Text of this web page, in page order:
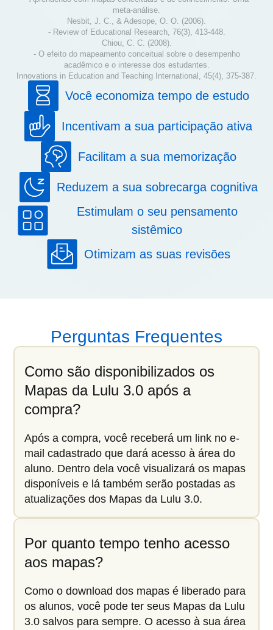
meta-análise.
Nesbit, J. C., & Adesope, O. O. (2006).
- Review of Educational Research, 76(3), 413-448.
Chiou, C. C. (2008).
- O efeito do mapeamento conceitual sobre o desempenho
acadêmico e o interesse dos estudantes.
Innovations in Education and Teaching International, 45(4), 375-387.
Você economiza tempo de estudo
Incentivam a sua participação ativa
Facilitam a sua memorização
Reduzem a sua sobrecarga cognitiva
Estimulam o seu pensamento
sistêmico
Otimizam as suas revisões
Perguntas Frequentes
Como são disponibilizados os
Mapas da Lulu 3.0 após a
compra?
Após a compra, você receberá um link no e-
mail cadastrado que dará acesso à área do
aluno. Dentro dela você visualizará os mapas
disponíveis e lá também serão postadas as
atualizações dos Mapas da Lulu 3.0.
Por quanto tempo tenho acesso
aos mapas?
Como o download dos mapas é liberado para
os alunos, você pode ter seus Mapas da Lulu
3.0 salvos para sempre. O acesso à sua área